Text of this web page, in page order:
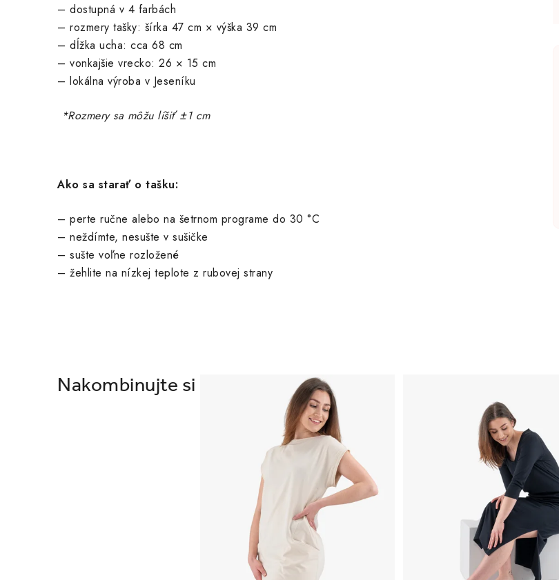
– dostupná v 4 farbách
– rozmery tašky: šírka 47 cm × výška 39 cm
– dĺžka ucha: cca 68 cm
– vonkajšie vrecko: 26 × 15 cm
– lokálna výroba v Jeseníku
*Rozmery sa môžu líšiť ±1 cm
Ako sa starať o tašku:
– perte ručne alebo na šetrnom programe do 30 °C
– neždímte, nesušte v sušičke
– sušte voľne rozložené
– žehlite na nízkej teplote z rubovej strany